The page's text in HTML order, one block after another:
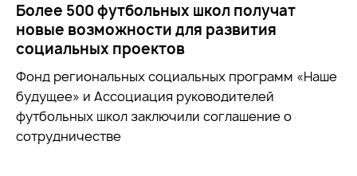
Более 500 футбольных школ получат
новые возможности для развития
социальных проектов
Фонд региональных социальных программ «Наше
будущее» и Ассоциация руководителей
футбольных школ заключили соглашение о
сотрудничестве